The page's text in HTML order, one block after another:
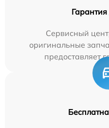
Сервисный
оригинальные
предоставляет